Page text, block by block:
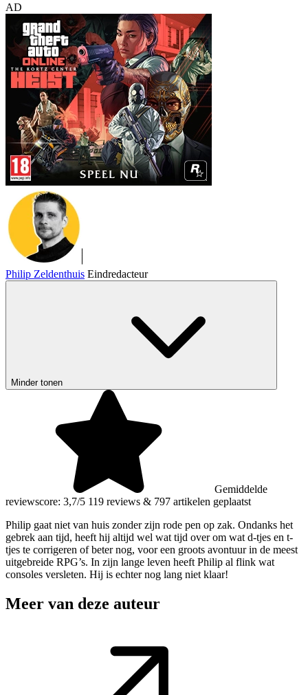
AD
Philip Zeldenthuis Eindredacteur
Minder tonen
Gemiddelde
reviewscore: 3,7/5 119 reviews & 797 artikelen geplaatst
Philip gaat niet van huis zonder zijn rode pen op zak. Ondanks het
gebrek aan tijd, heeft hij altijd wel wat tijd over om wat d-tjes en t-
tjes te corrigeren of beter nog, voor een groots avontuur in de meest
uitgebreide RPG’s. In zijn lange leven heeft Philip al flink wat
consoles versleten. Hij is echter nog lang niet klaar!
Meer van deze auteur